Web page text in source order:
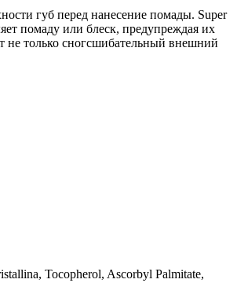
губ перед нанесение помады. Super
помаду или блеск, предупреждая их
не только сногсшибательный внешний
Tocopherol, Ascorbyl Palmitate,